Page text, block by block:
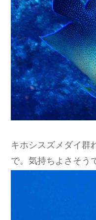
キホシスズメダイ群
で。気持ちよさそう